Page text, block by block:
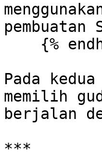
pembuatan
Pada
memilih
berjalan
***